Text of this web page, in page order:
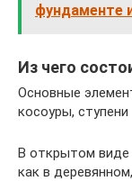
фундаменте
Из чего
Основные
косоуры, ступени
В открытом виде
как в